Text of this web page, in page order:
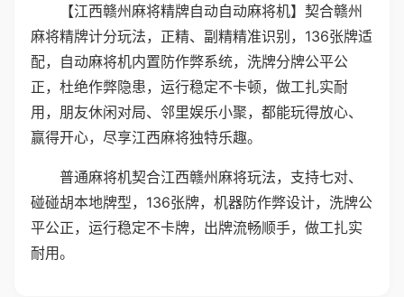
【江西赣州麻将精牌自动自动麻将机】契合赣州
麻将精牌计分玩法，正精、副精精准识别，136张牌适
配，自动麻将机内置防作弊系统，洗牌分牌公平公
正，杜绝作弊隐患，运行稳定不卡顿，做工扎实耐
用，朋友休闲对局、邻里娱乐小聚，都能玩得放心、
赢得开心，尽享江西麻将独特乐趣。
普通麻将机契合江西赣州麻将玩法，支持七对、
碰碰胡本地牌型，136张牌，机器防作弊设计，洗牌公
平公正，运行稳定不卡牌，出牌流畅顺手，做工扎实
耐用。